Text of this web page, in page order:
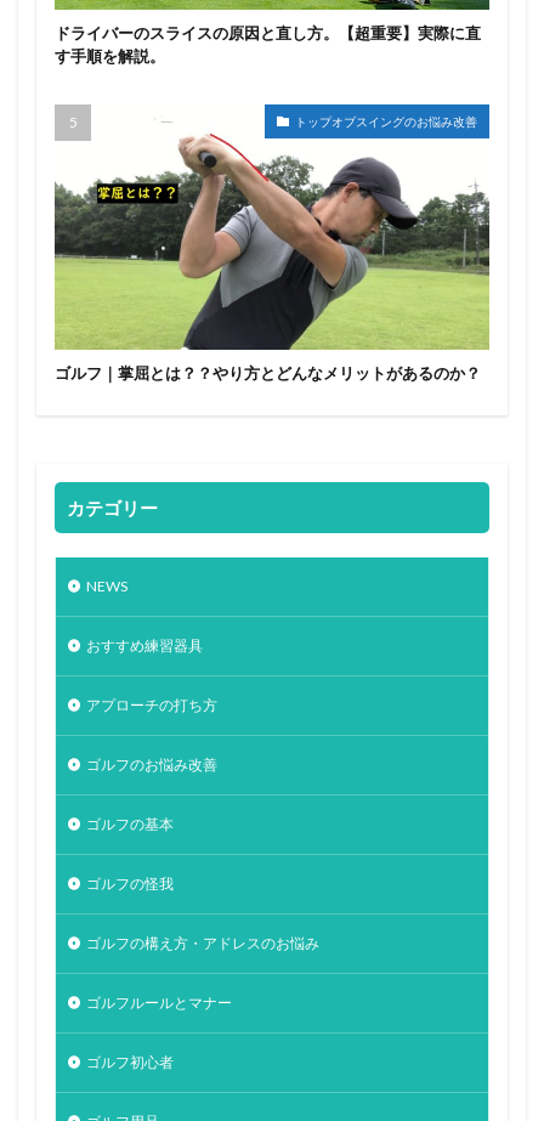
ドライバーのスライスの原因と直し方。【超重要】実際に直
す手順を解説。
トップオブスイングのお悩み改善
ゴルフ｜掌屈とは？？やり方とどんなメリットがあるのか？
カテゴリー
NEWS
おすすめ練習器具
アプローチの打ち方
ゴルフのお悩み改善
ゴルフの基本
ゴルフの怪我
ゴルフの構え方・アドレスのお悩み
ゴルフルールとマナー
ゴルフ初心者